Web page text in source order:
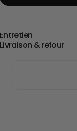
de
de
Entretien
Livraison & retour